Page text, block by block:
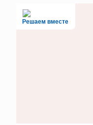
Решаем вместе